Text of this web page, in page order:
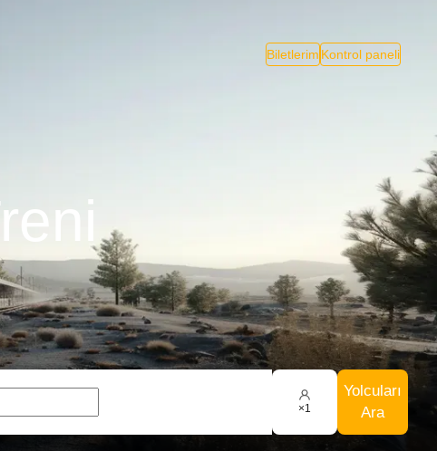
Biletlerim Kontrol paneli
×1
Yolcuları
Ara